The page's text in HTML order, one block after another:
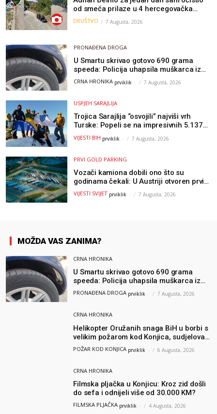
od smeća prilaze u 4 hercegovačka
grada: “Danas nisam čistio samo smeće,
čistio sam sliku o nama”
DRUŠTVO 7 Augusta, 2026
PRONAĐENA DROGA
U Smartu skrivao gotovo 690 grama
speeda: Policija uhapsila muškarca iz
Hercegovine
CRNA HRONIKA prviklik - 7 Augusta, 2026
USPJEH SARAJLIJA
Trojica Sarajlija “osvojili” najviši vrh
Turske: Popeli se na impresivnih 5.137
metara
VIJESTI BIH prviklik - 7 Augusta, 2026
PRVI GOLD PARKING
Vozači kamiona dobili ono što su
godinama čekali: U Austriji otvoren prvi
GOLD sigurni parking
VIJESTI SVIJET prviklik - 7 Augusta, 2026
MOŽDA VAS ZANIMA?
CRNA HRONIKA
U Smartu skrivao gotovo 690 grama
speeda: Policija uhapsila muškarca iz
Hercegovine
PRONAĐENA DROGA prviklik - 7 Augusta, 2026
CRNA HRONIKA
Helikopter Oružanih snaga BiH u borbi s
velikim požarom kod Konjica, sudjelovao
i Air Tractor
POŽAR KOD KONJICA prviklik - 6 Augusta, 2026
CRNA HRONIKA
Filmska pljačka u Konjicu: Kroz zid došli
do sefa i odnijeli više od 30.000 KM?
FILMSKA PLJAČKA prviklik - 4 Augusta, 2026